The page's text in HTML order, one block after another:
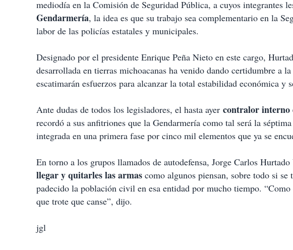
mediodía en la Comisión de Seguridad Pública, a cuyos integrantes
Gendarmería, la idea es que su trabajo sea complementario en la
labor de las policías estatales y municipales.
Designado por el presidente Enrique Peña Nieto en este cargo,
desarrollada en tierras michoacanas ha venido dando certidumbre a
escatimarán esfuerzos para alcanzar la total estabilidad económica y
Ante dudas de todos los legisladores, el hasta ayer contralor interno
recordó a sus anfitriones que la Gendarmería como tal será la
integrada en una primera fase por cinco mil elementos que ya se
En torno a los grupos llamados de autodefensa, Jorge Carlos
llegar y quitarles las armas como algunos piensan, sobre todo si
padecido la población civil en esa entidad por mucho tiempo.
que trote que canse”, dijo.
jgl